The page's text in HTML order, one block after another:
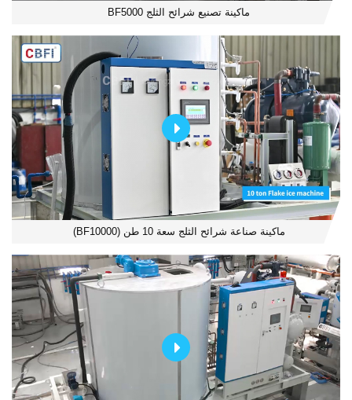
ماكينة تصنيع شرائح الثلج BF5000
ماكينة صناعة شرائح الثلج سعة 10 طن (BF10000)